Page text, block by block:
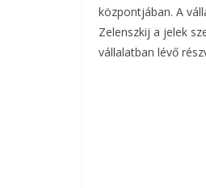
központjában. A
Zelenszkij a jelek
vállalatban lévő